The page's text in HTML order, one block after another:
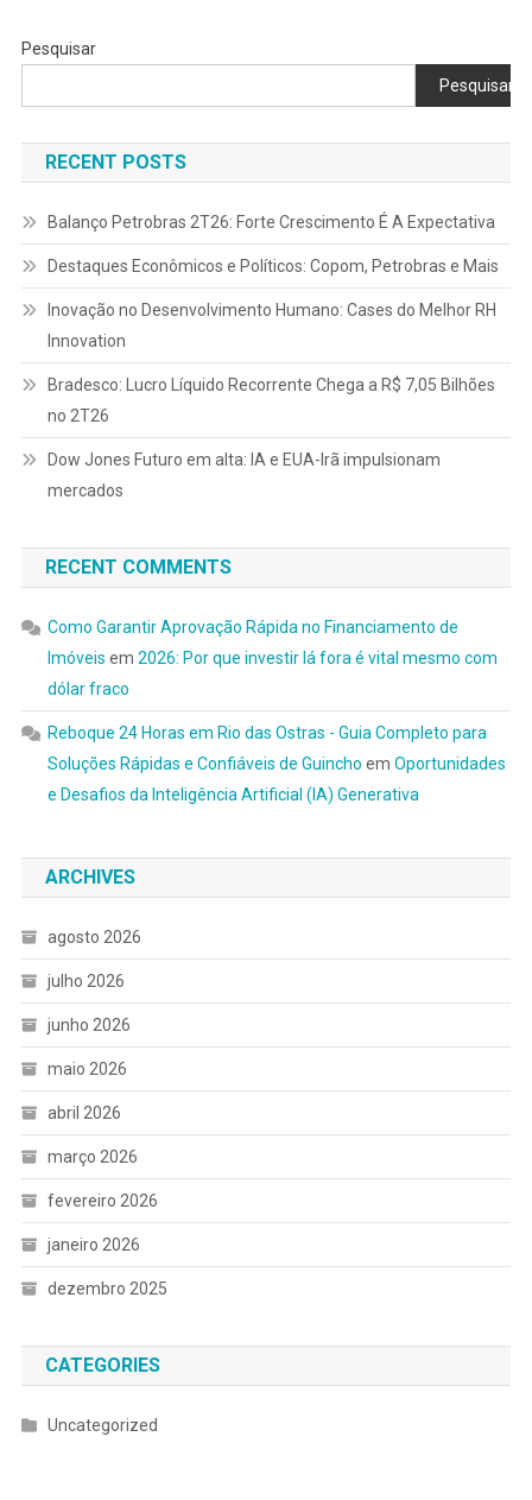
Pesquisar
Pesquisar
RECENT POSTS
Balanço Petrobras 2T26: Forte Crescimento É A Expectativa
Destaques Econômicos e Políticos: Copom, Petrobras e Mais
Inovação no Desenvolvimento Humano: Cases do Melhor RH
Innovation
Bradesco: Lucro Líquido Recorrente Chega a R$ 7,05 Bilhões
no 2T26
Dow Jones Futuro em alta: IA e EUA-Irã impulsionam
mercados
RECENT COMMENTS
Como Garantir Aprovação Rápida no Financiamento de
Imóveis em 2026: Por que investir lá fora é vital mesmo com
dólar fraco
Reboque 24 Horas em Rio das Ostras - Guia Completo para
Soluções Rápidas e Confiáveis de Guincho em Oportunidades
e Desafios da Inteligência Artificial (IA) Generativa
ARCHIVES
agosto 2026
julho 2026
junho 2026
maio 2026
abril 2026
março 2026
fevereiro 2026
janeiro 2026
dezembro 2025
CATEGORIES
Uncategorized